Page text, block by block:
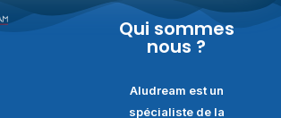
Qui sommes
nous ?
Aludream est un
spécialiste de la